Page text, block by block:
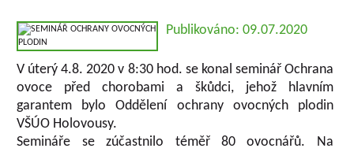
Publikováno: 09.07.2020
V úterý 4.8. 2020 v 8:30 hod. se konal seminář Ochrana
ovoce před chorobami a škůdci, jehož hlavním
garantem bylo Oddělení ochrany ovocných plodin
VŠÚO Holovousy.
Semináře se zúčastnilo téměř 80 ovocnářů. Na